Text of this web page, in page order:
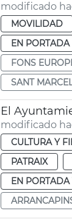
modificado
MOVILIDAD
EN PORTADA
FONS
SANT
modificado
CULTURA Y
PATRAIX
EN PORTADA